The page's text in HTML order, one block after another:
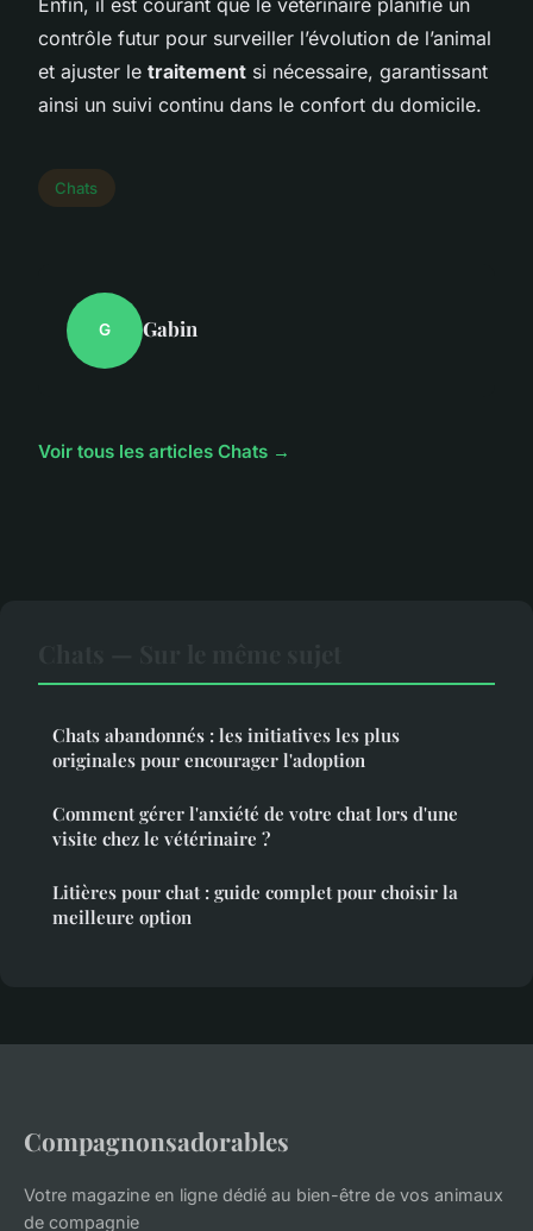
contrôle futur pour surveiller l’évolution de l’animal
et ajuster le traitement si nécessaire, garantissant
ainsi un suivi continu dans le confort du domicile.
Chats
G Gabin
Voir tous les articles Chats →
Chats abandonnés : les initiatives les plus
originales pour encourager l'adoption
Comment gérer l'anxiété de votre chat lors d'une
visite chez le vétérinaire ?
Litières pour chat : guide complet pour choisir la
meilleure option
Compagnonsadorables
Votre magazine en ligne dédié au bien-être de vos animaux
de compagnie